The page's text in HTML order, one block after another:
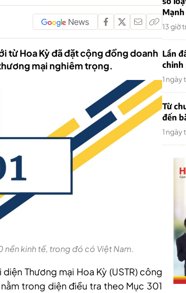
từ Hoa Kỳ đã đặt cộng đồng doanh
mại nghiêm trọng.
nền kinh tế, trong đó có Việt Nam.
Thương mại Hoa Kỳ (USTR) công
trong diện điều tra theo Mục 301
13 giờ
Lần
chinh
1 ngày
Từ
đến
1 ngày